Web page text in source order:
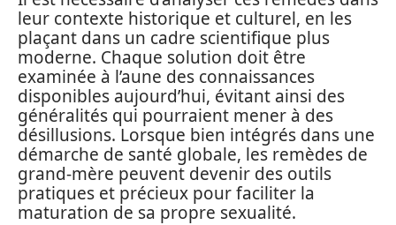
leur contexte historique et culturel, en les
plaçant dans un cadre scientifique plus
moderne. Chaque solution doit être
examinée à l’aune des connaissances
disponibles aujourd’hui, évitant ainsi des
généralités qui pourraient mener à des
désillusions. Lorsque bien intégrés dans une
démarche de santé globale, les remèdes de
grand-mère peuvent devenir des outils
pratiques et précieux pour faciliter la
maturation de sa propre sexualité.